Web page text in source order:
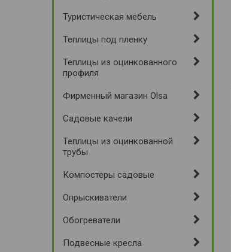
Туристическая мебель
Теплицы под пленку
Теплицы из оцинкованного
профиля
Фирменный магазин Olsa
Садовые качели
Теплицы из оцинкованной
трубы
Компостеры садовые
Опрыскиватели
Обогреватели
Подвесные кресла